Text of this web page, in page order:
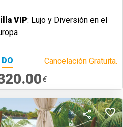
VIP: Lujo y Diversión en el
DO Cancelación Gratuita.
€